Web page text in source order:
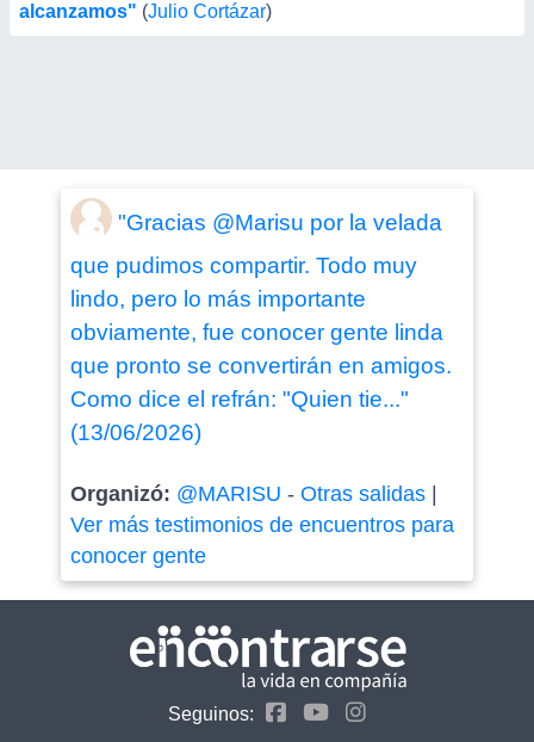
alcanzamos" (Julio Cortázar)
"Gracias @Marisu por la velada
que pudimos compartir. Todo muy
lindo, pero lo más importante
obviamente, fue conocer gente linda
que pronto se convertirán en amigos.
Como dice el refrán: "Quien tie..."
(13/06/2026)
Organizó: @MARISU - Otras salidas|
Ver más testimonios de encuentros para
conocer gente
Seguinos: